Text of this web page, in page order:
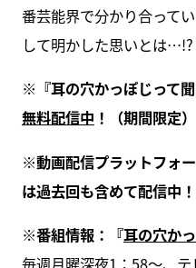
番芸能界で分かり合って
して明かした思いとは…!?
※『耳の穴かっぽじって聞
無料配信中 ！（期間限定）
※動画配信プラットフォ
は過去回も含めて配信中！
※番組情報：『耳の穴か
毎週月曜深夜1：58～、テ